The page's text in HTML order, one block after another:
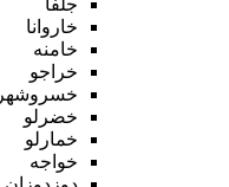
خاروانا
خامنه
خراجو
خسروشهر
خضرلو
خمارلو
خواجه